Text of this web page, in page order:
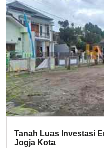
Tanah Luas Investasi
Jogja Kota